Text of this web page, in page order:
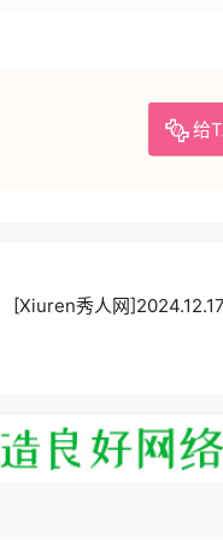
给
[Xiuren秀人网